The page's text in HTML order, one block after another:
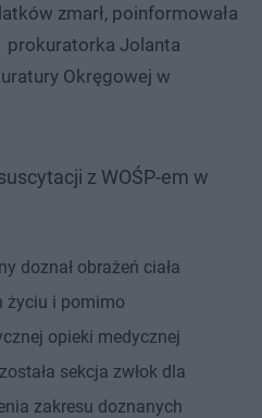
zmarł, poinformowała
prokuratorka Jolanta
Okręgowej w
z WOŚP-em w
doznał obrażeń ciała
życiu i pomimo
opieki medycznej
sekcja zwłok dla
zakresu doznanych